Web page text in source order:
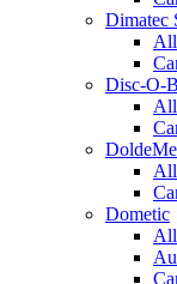
Dimatec
Disc-O-
Dometic